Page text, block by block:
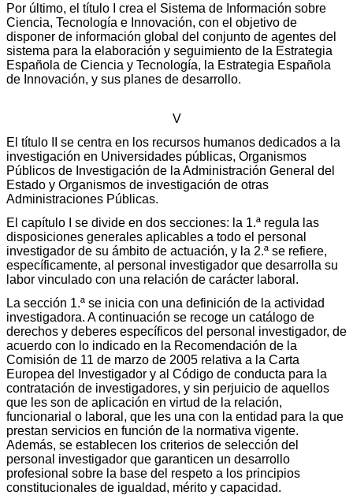
Por último, el título I crea el Sistema de Información sobre
Ciencia, Tecnología e Innovación, con el objetivo de
disponer de información global del conjunto de agentes del
sistema para la elaboración y seguimiento de la Estrategia
Española de Ciencia y Tecnología, la Estrategia Española
de Innovación, y sus planes de desarrollo.
V
El título II se centra en los recursos humanos dedicados a la
investigación en Universidades públicas, Organismos
Públicos de Investigación de la Administración General del
Estado y Organismos de investigación de otras
Administraciones Públicas.
El capítulo I se divide en dos secciones: la 1.ª regula las
disposiciones generales aplicables a todo el personal
investigador de su ámbito de actuación, y la 2.ª se refiere,
específicamente, al personal investigador que desarrolla su
labor vinculado con una relación de carácter laboral.
La sección 1.ª se inicia con una definición de la actividad
investigadora. A continuación se recoge un catálogo de
derechos y deberes específicos del personal investigador, de
acuerdo con lo indicado en la Recomendación de la
Comisión de 11 de marzo de 2005 relativa a la Carta
Europea del Investigador y al Código de conducta para la
contratación de investigadores, y sin perjuicio de aquellos
que les son de aplicación en virtud de la relación,
funcionarial o laboral, que les una con la entidad para la que
prestan servicios en función de la normativa vigente.
Además, se establecen los criterios de selección del
personal investigador que garanticen un desarrollo
profesional sobre la base del respeto a los principios
constitucionales de igualdad, mérito y capacidad.